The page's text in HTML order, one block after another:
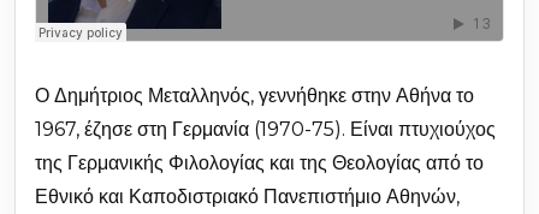
Ο Δημήτριος Μεταλληνός, γεννήθηκε στην Αθήνα το
1967, έζησε στη Γερμανία (1970-75). Είναι πτυχιούχος
της Γερμανικής Φιλολογίας και της Θεολογίας από το
Εθνικό και Καποδιστριακό Πανεπιστήμιο Αθηνών,